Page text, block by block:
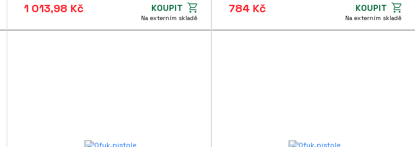
1 013,98 Kč KOUPIT
Na externím skladě
784 Kč KOUPIT
Na externím skladě